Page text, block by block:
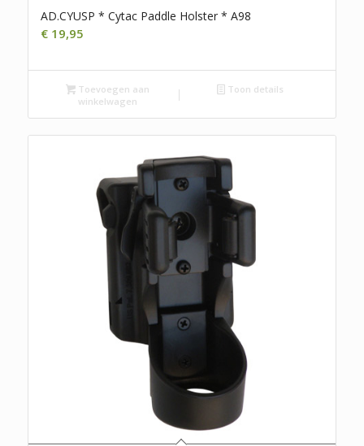
AD.CYUSP * Cytac Paddle Holster * A98
€19,95
Toevoegen aan
winkelwagen
Toon details